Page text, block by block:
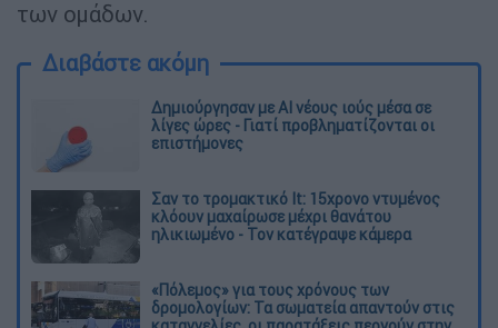
των ομάδων.
Διαβάστε ακόμη
Δημιούργησαν με AI νέους ιούς μέσα σε
λίγες ώρες - Γιατί προβληματίζονται οι
επιστήμονες
Σαν το τρομακτικό It: 15χρονο ντυμένος
κλόουν μαχαίρωσε μέχρι θανάτου
ηλικιωμένο - Τον κατέγραψε κάμερα
«Πόλεμος» για τους χρόνους των
δρομολογίων: Τα σωματεία απαντούν στις